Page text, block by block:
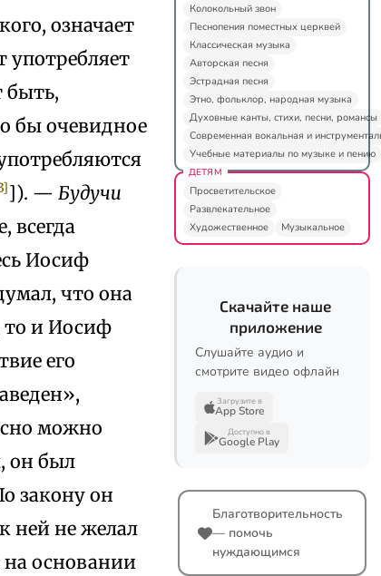
означает
употребляет
быть,
бы очевидное
]). — Будучи
всегда
Иосиф
что она
то и Иосиф
его
можно
он был
закону он
ней не желал
на основании
Колокольный звон
Песнопения поместных церквей
Классическая музыка
Авторская песня
Эстрадная песня
Этно, фольклор, народная музыка
Духовные канты, стихи, песни, романсы
Современная вокальная и
Учебные материалы по музыке и пению
ДЕТЯМ
Просветительское
Развлекательное
Художественное
Музыкальное
Скачайте наше
приложение
Слушайте аудио и
смотрите видео офлайн
Загрузите в
App Store
Доступно в
Google Play
Благотворительность
— помочь
нуждающимся